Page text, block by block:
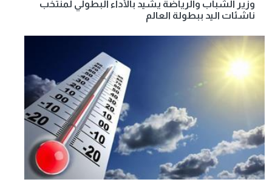
وزير الشباب والرياضة يشيد بالأداء البطولي لمنتخب
ناشئات اليد ببطولة العالم